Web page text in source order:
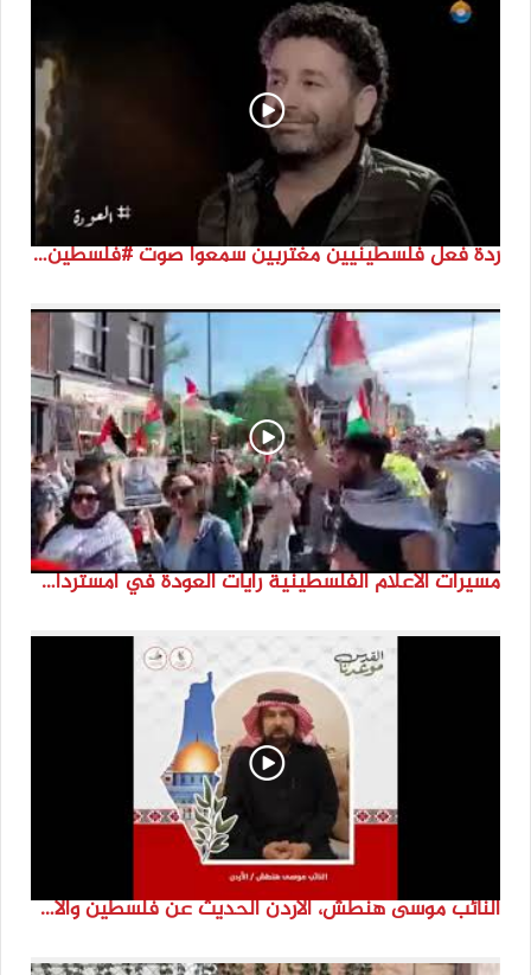
ردة فعل فلسطينيين مغتربين سمعوا صوت #فلسطين لأول مرة #نتماء2022 #القدس_موعدنا #النكبة74
مسيرات الاعلام الفلسطينية رايات العودة في امستردام #النكبة74 #انتماء2022 #القدس_موعدنا
النائب موسى هنطش، الأردن الحديث عن فلسطين والاقصى هو عنصر تحدي من تحديات الأُمة في تاريخها الطويل. #انتماء2022